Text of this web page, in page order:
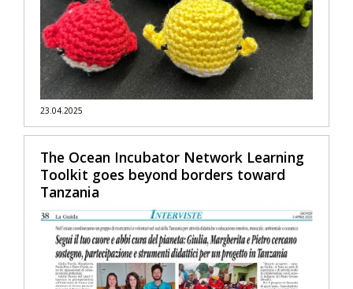
23.04.2025
The Ocean Incubator Network Learning
Toolkit goes beyond borders toward
Tanzania